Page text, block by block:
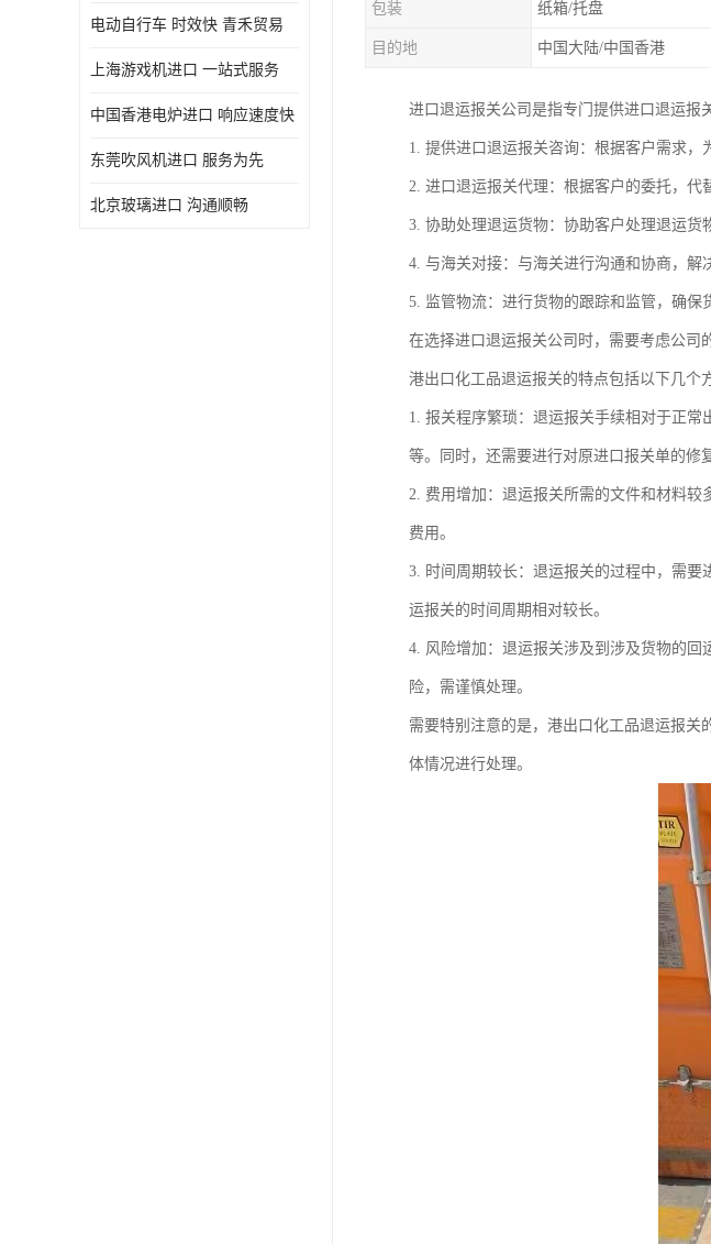
电动自行车 时效快 青禾贸易
上海游戏机进口 一站式服务
中国香港电炉进口 响应速度快
东莞吹风机进口 服务为先
北京玻璃进口 沟通顺畅
包装 纸箱/托盘
目的地 中国大陆/中国香港
进口退运报关公司是指专门提供进口退运报
1. 提供进口退运报关咨询：根据客户需求，
2. 进口退运报关代理：根据客户的委托，代
3. 协助处理退运货物：协助客户处理退运货
4. 与海关对接：与海关进行沟通和协商，解
5. 监管物流：进行货物的跟踪和监管，确保
在选择进口退运报关公司时，需要考虑公司
港出口化工品退运报关的特点包括以下几个
1. 报关程序繁琐：退运报关手续相对于正
等。同时，还需要进行对原进口报关单的修
2. 费用增加：退运报关所需的文件和材料
费用。
3. 时间周期较长：退运报关的过程中，需
运报关的时间周期相对较长。
4. 风险增加：退运报关涉及到涉及货物的
险，需谨慎处理。
需要特别注意的是，港出口化工品退运报
体情况进行处理。